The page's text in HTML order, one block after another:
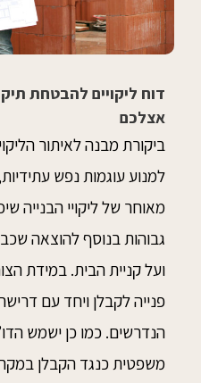
דוח ליקויים להבטחת
אצלכם
ביקורת מבנה לאיתור
למנוע עוגמות נפש
מאוחר של ליקויי הבנייה
גבוהות בנוסף להוצאה
ועל קניית הבית. במידת
פנייה לקבלן ויחד עם
הנדרשים. כמו כן ישמש
משפטית כנגד הקבלן